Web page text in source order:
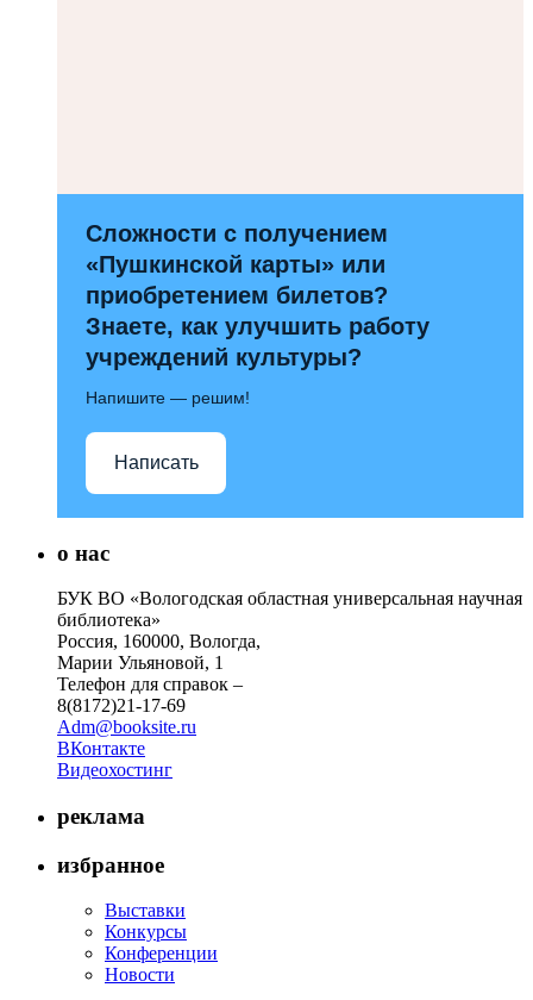
Сложности с получением
«Пушкинской карты» или
приобретением билетов?
Знаете, как улучшить работу
учреждений культуры?
Напишите — решим!
Написать
о нас
БУК ВО «Вологодская областная универсальная научная
библиотека»
Россия, 160000, Вологда,
Марии Ульяновой, 1
Телефон для справок –
8(8172)21-17-69
Adm@booksite.ru
ВКонтакте
Видеохостинг
реклама
избранное
Выставки
Конкурсы
Конференции
Новости